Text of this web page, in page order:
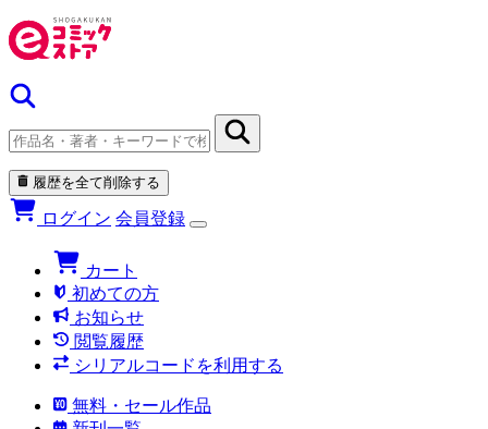
履歴を全て削除する
ログイン 会員登録
カート
初めての方
お知らせ
閲覧履歴
シリアルコードを利用する
無料・セール作品